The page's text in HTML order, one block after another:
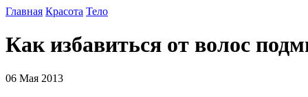
Главная Красота Тело
Как избавиться от волос
06 Мая 2013